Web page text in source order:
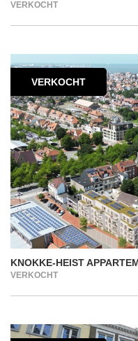
VERKOCHT
VERKOCHT
KNOKKE-HEIST
VERKOCHT